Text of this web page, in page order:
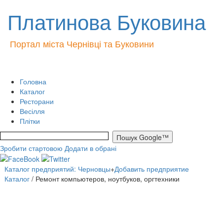
Платинова Буковина
Портал міста Чернівці та Буковини
Головна
Каталог
Ресторани
Весілля
Плітки
Зробити стартовою Додати в обрані
Каталог предприятий: Черновцы+Добавить предприятие
Каталог / Ремонт компьютеров, ноутбуков, оргтехники